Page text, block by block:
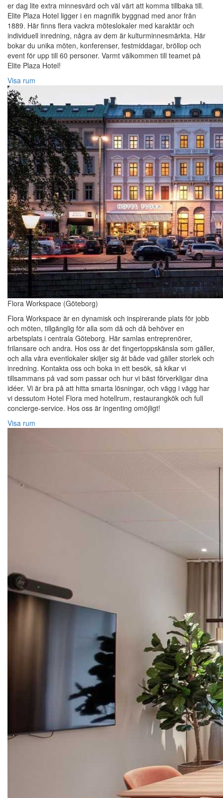
er dag lite extra minnesvärd och väl värt att komma tillbaka till.
Elite Plaza Hotel ligger i en magnifik byggnad med anor från
1889. Här finns flera vackra möteslokaler med karaktär och
individuell inredning, några av dem är kulturminnesmärkta. Här
bokar du unika möten, konferenser, festmiddagar, bröllop och
event för upp till 60 personer. Varmt välkommen till teamet på
Elite Plaza Hotel!‎
Visa rum
Flora Workspace (Göteborg)
Flora Workspace är en dynamisk och inspirerande plats för jobb
och möten, tillgänglig för alla som då och då behöver en
arbetsplats i centrala Göteborg. Här samlas entreprenörer,
frilansare och andra. Hos oss är det fingertoppskänsla som gäller,
och alla våra eventlokaler skiljer sig åt både vad gäller storlek och
inredning. Kontakta oss och boka in ett besök, så kikar vi
tillsammans på vad som passar och hur vi bäst förverkligar dina
idéer. Vi är bra på att hitta smarta lösningar, och vägg i vägg har
vi dessutom Hotel Flora med hotellrum, restaurangkök och full
concierge-service. Hos oss är ingenting omöjligt!
Visa rum